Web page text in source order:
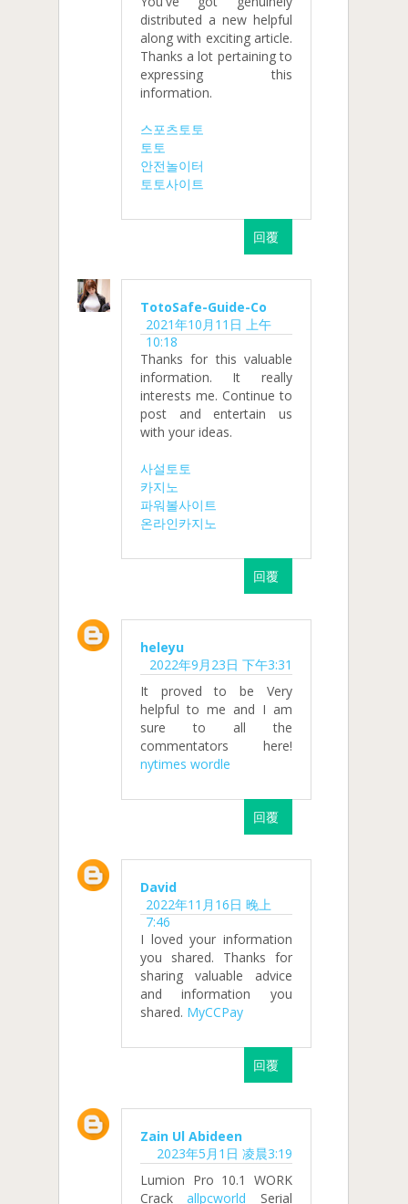
distributed a new helpful
along with exciting article.
Thanks a lot pertaining to
expressing this
information.
스포츠토토
토토
안전놀이터
토토사이트
回覆
TotoSafe-Guide-Co
2021年10月11日 上午
10:18
Thanks for this valuable
information. It really
interests me. Continue to
post and entertain us
with your ideas.
사설토토
카지노
파워볼사이트
온라인카지노
回覆
heleyu
2022年9月23日 下午3:31
It proved to be Very
helpful to me and I am
sure to all the
commentators here!
nytimes wordle
回覆
David
2022年11月16日 晚上
7:46
I loved your information
you shared. Thanks for
sharing valuable advice
and information you
shared. MyCCPay
回覆
Zain Ul Abideen
2023年5月1日 凌晨3:19
Lumion Pro 10.1 WORK
Crackallpcworld Serial